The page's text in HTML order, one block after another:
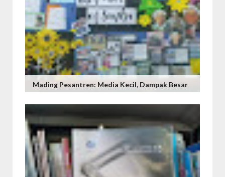
Mading Pesantren: Media Kecil, Dampak Besar